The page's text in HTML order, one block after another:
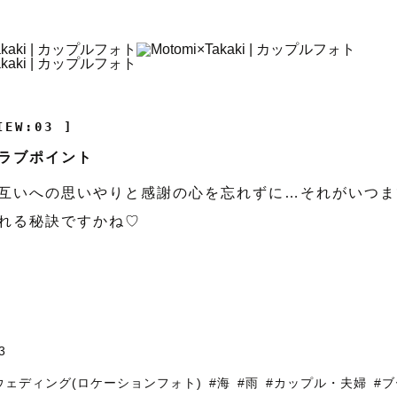
]
ブポイント
いへの思いやりと感謝の心を忘れずに…それがいつま
る秘訣ですかね♡
ェディング(ロケーションフォト) #海 #雨 #カップル・夫婦 #